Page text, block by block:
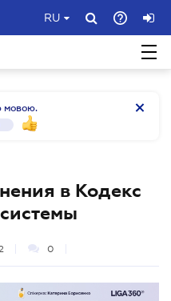
RU
мовою.
в Кодекс
0